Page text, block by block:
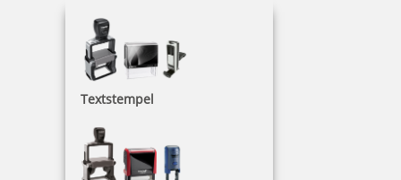
Textstempel
Ausmalstempel
Kinderstempel gehören zum pädagogisch
wertvollen Spielzeug. Die Ausmalstempel mit
kindgerechten Motiven fördern Kreativität und
Konzentration.